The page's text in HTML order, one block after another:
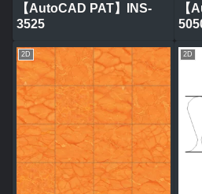
【AutoCAD PAT】INS-
3525
【
2D 2D